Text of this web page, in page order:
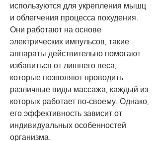
используются для укрепления мышц
и облегчения процесса похудения.
Они работают на основе
электрических импульсов, такие
аппараты действительно помогают
избавиться от лишнего веса,
которые позволяют проводить
различные виды массажа, каждый из
которых работает по-своему. Однако,
его эффективность зависит от
индивидуальных особенностей
организма.